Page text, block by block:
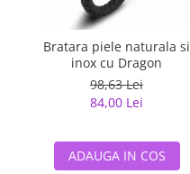
semipretioase
Bijuterii argint placat cu aur
Bijuterii argint cu diverse
Bijuterii de Lux
Bijuterii gotice si rock
Bijuterii Handmade
Bijuterii fantezie
Bijuterii tungsten
Bratara piele naturala si
inox cu Dragon
98,63 Lei
84,00 Lei
ADAUGA IN COS